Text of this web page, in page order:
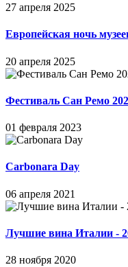
27 апреля 2025
Европейская ночь
20 апреля 2025
Фестиваль Сан Ремо
01 февраля 2023
Carbonara Day
06 апреля 2021
Лучшие вина Италии -
28 ноября 2020